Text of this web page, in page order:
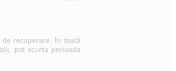
recuperare. În toată
pot scurta perioada